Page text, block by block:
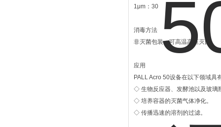
1μm：30
消毒方法
非灭菌包装；可高温高压灭菌
应用
PALL Acro 50设备在以下领域具
◇ 生物反应器、发酵池以及玻璃
◇ 培养容器的灭菌气体净化。
◇ 传播迅速的溶剂的过滤。